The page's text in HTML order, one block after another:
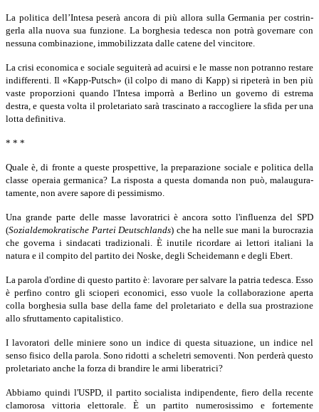
La politica dell’Intesa peserà ancora di più allora sulla Germania per costrin­
gerla alla nuova sua funzione. La borghesia tedesca non potrà governare con
nessuna combinazione, immobilizzata dalle catene del vincitore.
La crisi economica e sociale seguiterà ad acuirsi e le masse non potranno restare
indifferenti. Il «Kapp-Putsch» (il colpo di mano di Kapp) si ripeterà in ben più
vaste proporzioni quando l'Intesa imporrà a Berlino un governo di estrema
destra, e questa volta il proletariato sarà trascinato a raccogliere la sfida per una
lotta definitiva.
* * *
Quale è, di fronte a queste prospettive, la preparazione sociale e politica della
classe operaia germanica? La risposta a questa domanda non può, malaugura­
tamente, non avere sapore di pessimismo.
Una grande parte delle masse lavoratrici è ancora sotto l'influenza del SPD
(Sozialdemokratische Partei Deutschlands) che ha nelle sue mani la burocrazia
che governa i sindacati tradizionali. È inutile ricordare ai lettori italiani la
natura e il compito del partito dei Noske, degli Scheidemann e degli Ebert.
La parola d'ordine di questo partito è: lavorare per salvare la patria tedesca. Esso
è perfino contro gli scioperi economici, esso vuole la collaborazione aperta
colla borghesia sulla base della fame del proletariato e della sua prostrazione
allo sfruttamento capitalistico.
I lavoratori delle miniere sono un indice di questa situazione, un indice nel
senso fisico della parola. Sono ridotti a scheletri semoventi. Non perderà questo
proletariato anche la forza di brandire le armi liberatrici?
Abbiamo quindi l'USPD, il partito socialista indipendente, fiero della recente
clamorosa vittoria elettorale. È un partito numerosissimo e fortemente